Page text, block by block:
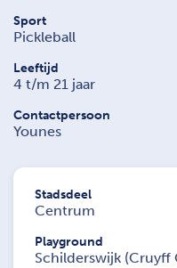
Sport
Pickleball
Leeftijd
4 t/m 21 jaar
Contactpersoon
Younes
Stadsdeel
Centrum
Playground
Schilderswijk (Cruyff